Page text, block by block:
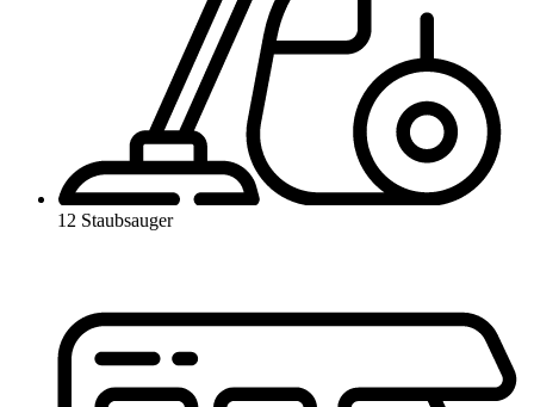
12 Staubsauger